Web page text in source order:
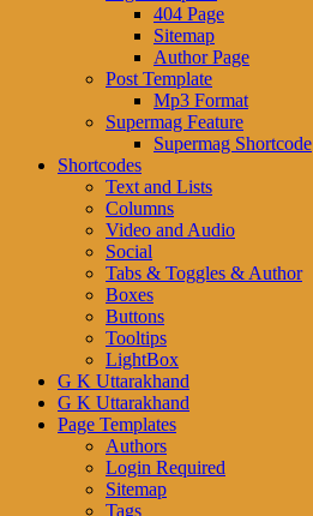
404 Page
Sitemap
Author Page
Post Template
Mp3 Format
Supermag Feature
Supermag Shortcode
Shortcodes
Text and Lists
Columns
Video and Audio
Social
Tabs & Toggles & Author
Boxes
Buttons
Tooltips
LightBox
G K Uttarakhand
G K Uttarakhand
Page Templates
Authors
Login Required
Sitemap
Tags